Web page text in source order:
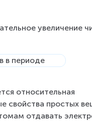
увеличение
относительная
свойства простых
отдавать